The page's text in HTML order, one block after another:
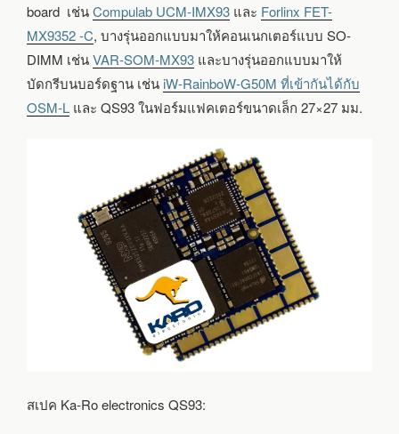
board เช่นCompulab UCM-IMX93 และ Forlinx FET-
MX9352 -C, บางรุ่นออกแบบมาให้คอนเนกเตอร์แบบ SO-
DIMM เช่นVAR-SOM-MX93 และบางรุ่นออกแบบมาให้
บัดกรีบนบอร์ดฐาน เช่น iW-RainboW-G50M ที่เข้ากันได้กับ
OSM-L และ QS93 ในฟอร์มแฟคเตอร์ขนาดเล็ก 27×27 มม.
สเปค Ka-Ro electronics QS93: